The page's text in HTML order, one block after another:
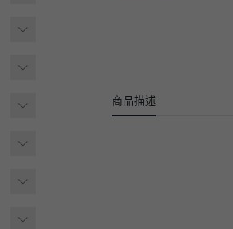
商品描述